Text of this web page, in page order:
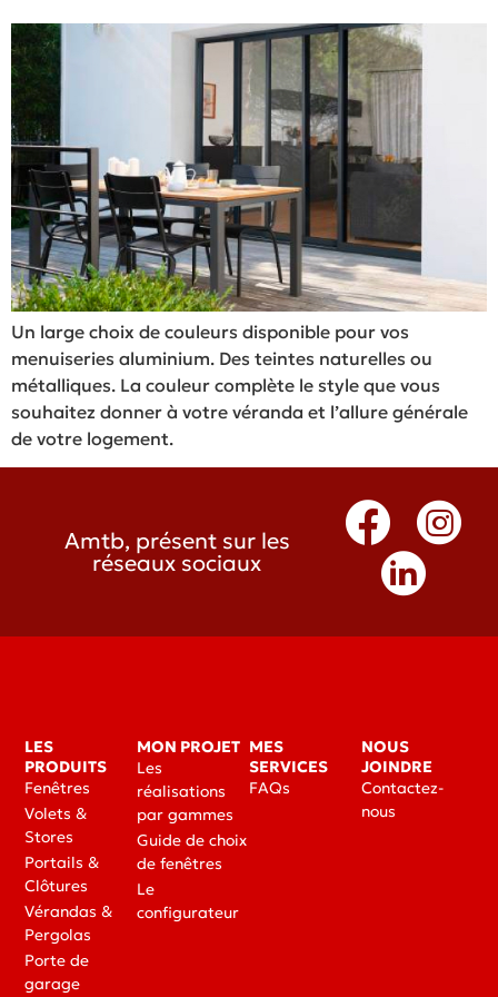
Un large choix de couleurs disponible pour vos
menuiseries aluminium. Des teintes naturelles ou
métalliques. La couleur complète le style que vous
souhaitez donner à votre véranda et l’allure générale
de votre logement.
Amtb, présent sur les
réseaux sociaux
LES
PRODUITS
Fenêtres
Volets &
Stores
Portails &
Clôtures
Vérandas &
Pergolas
Porte de
garage
MON PROJET
Les
réalisations
par gammes
Guide de choix
de fenêtres
Le
configurateur
MES
SERVICES
FAQs
NOUS
JOINDRE
Contactez-
nous